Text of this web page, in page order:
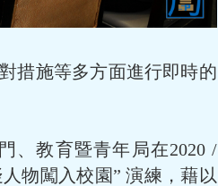
措施等多方面進行即時的
、教育暨青年局在2020 /
物闖入校園” 演練，藉以